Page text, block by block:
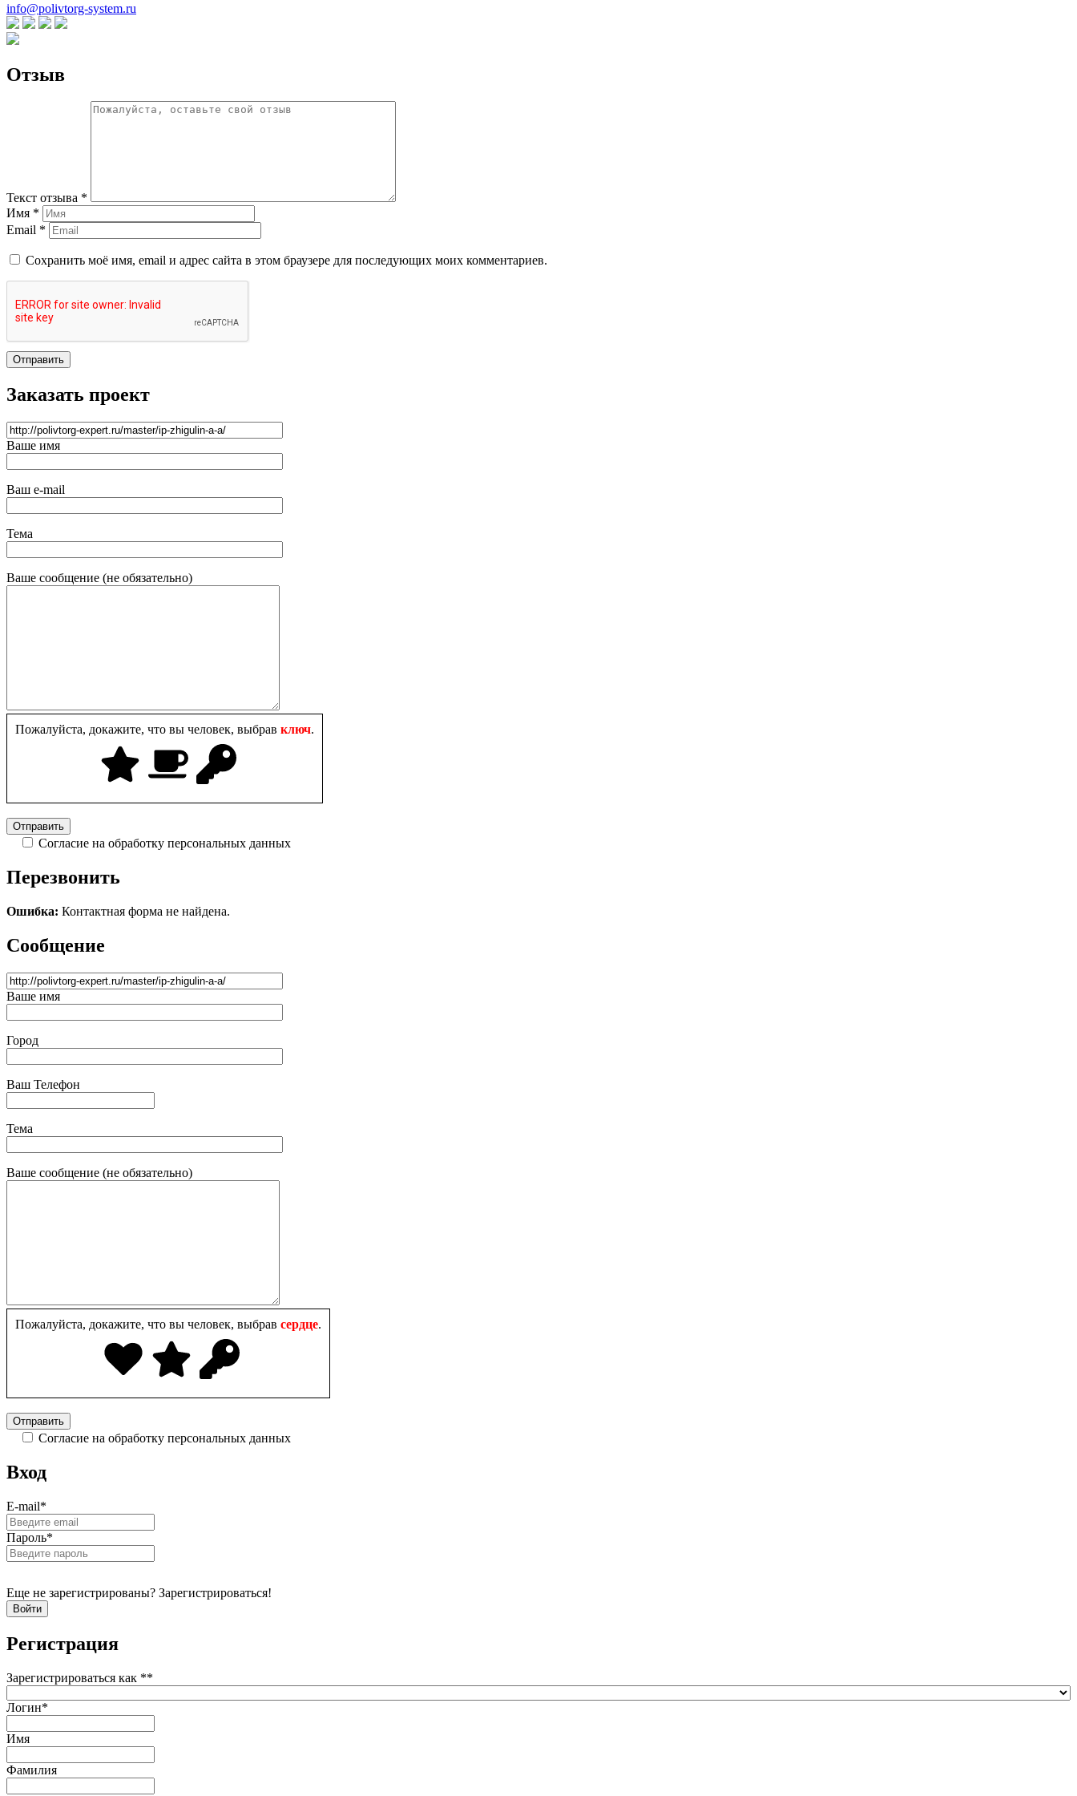
info@polivtorg-system.ru
Отзыв
Текст отзыва *
Имя *
Email *
Сохранить моё имя, email и адрес сайта в этом браузере для последующих моих комментариев.
Отправить
Заказать проект
Ваше имя
Ваш e-mail
Тема
Ваше сообщение (не обязательно)
Пожалуйста, докажите, что вы человек, выбрав ключ.
Согласие на обработку персональных данных
Перезвонить
Ошибка: Контактная форма не найдена.
Сообщение
Ваше имя
Город
Ваш Телефон
Тема
Ваше сообщение (не обязательно)
Пожалуйста, докажите, что вы человек, выбрав сердце.
Согласие на обработку персональных данных
Вход
E-mail*
Пароль*
Еще не зарегистрированы? Зарегистрироваться!
Регистрация
Зарегистрироваться как **
Логин*
Имя
Фамилия